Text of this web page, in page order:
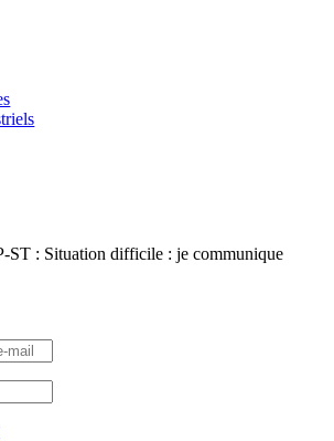
ST : Situation difficile : je communique